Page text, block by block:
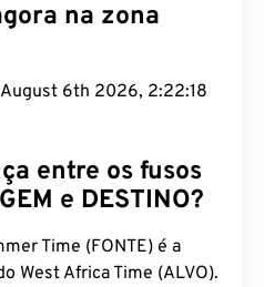
na zona
August 6th 2026, 2:22:18
entre os fusos
e DESTINO?
Time (FONTE) é a
West Africa Time (ALVO).